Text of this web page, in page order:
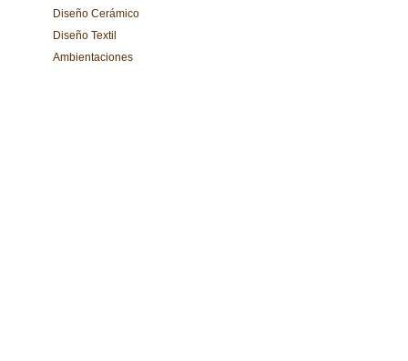
Diseño Cerámico
Diseño Textil
Ambientaciones